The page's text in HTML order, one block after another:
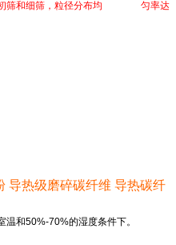
过初筛和细筛，粒径分布均 匀率达
导热级磨碎碳纤维 导热碳纤
和50%-70%的湿度条件下。